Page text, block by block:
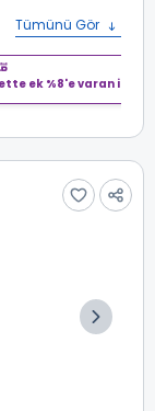
Tümünü Gör
ek %8'e varan